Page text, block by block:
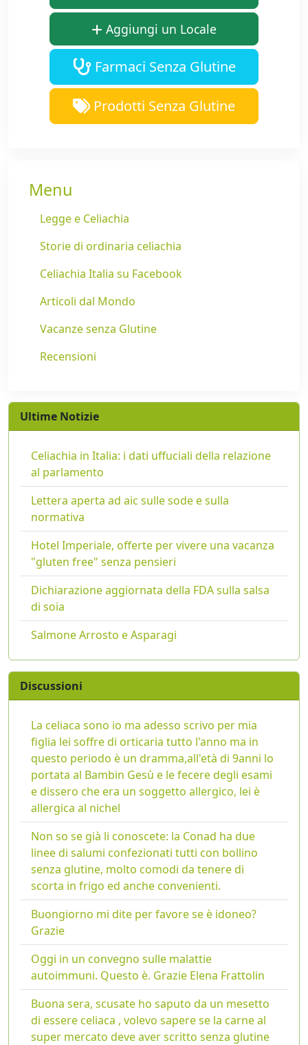
Aggiungi un Locale
Farmaci Senza Glutine
Prodotti Senza Glutine
Menu
Legge e Celiachia
Storie di ordinaria celiachia
Celiachia Italia su Facebook
Articoli dal Mondo
Vacanze senza Glutine
Recensioni
Ultime Notizie
Celiachia in Italia: i dati uffuciali della relazione
al parlamento
Lettera aperta ad aic sulle sode e sulla
normativa
Hotel Imperiale, offerte per vivere una vacanza
"gluten free" senza pensieri
Dichiarazione aggiornata della FDA sulla salsa
di soia
Salmone Arrosto e Asparagi
Discussioni
La celiaca sono io ma adesso scrivo per mia
figlia lei soffre di orticaria tutto l'anno ma in
questo periodo è un dramma,all'età di 9anni lo
portata al Bambin Gesù e le fecere degli esami
e dissero che era un soggetto allergico, lei è
allergica al nichel
Non so se già li conoscete: la Conad ha due
linee di salumi confezionati tutti con bollino
senza glutine, molto comodi da tenere di
scorta in frigo ed anche convenienti.
Buongiorno mi dite per favore se è idoneo?
Grazie
Oggi in un convegno sulle malattie
autoimmuni. Questo è. Grazie Elena Frattolin
Buona sera, scusate ho saputo da un mesetto
di essere celiaca , volevo sapere se la carne al
super mercato deve aver scritto senza glutine